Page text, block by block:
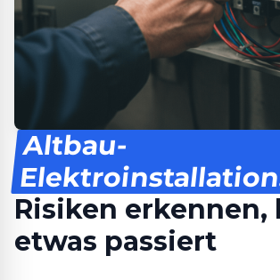
Altbau-
Risiken erkennen,
etwas passiert